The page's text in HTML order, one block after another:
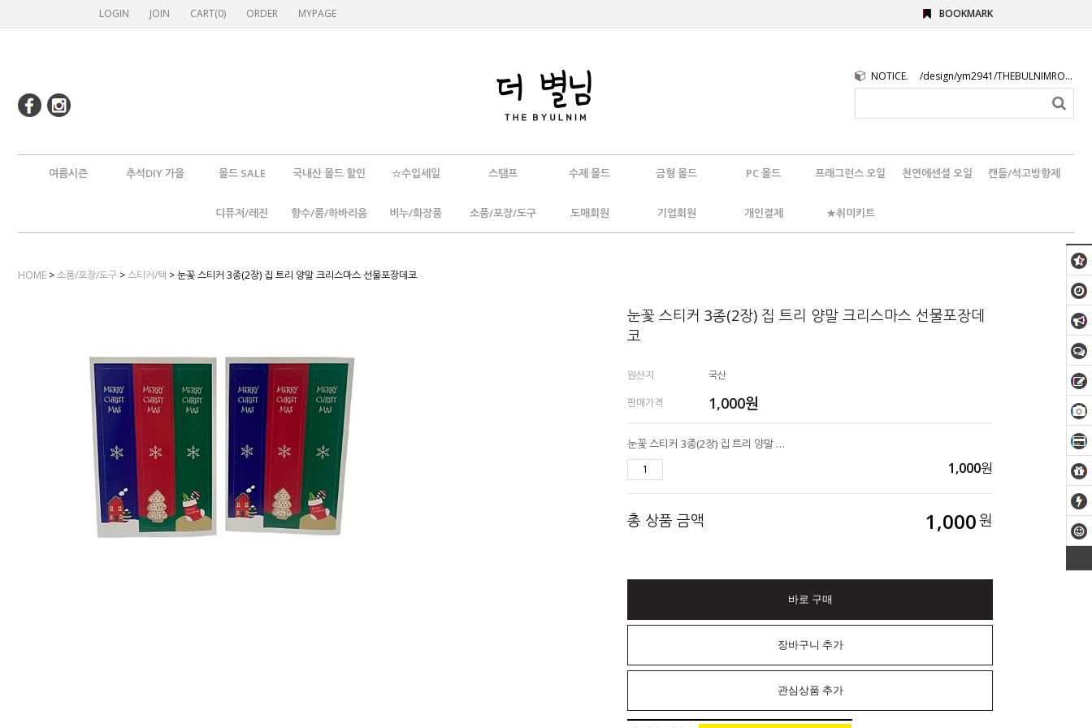
LOGIN JOIN CART(0) ORDER MYPAGE BOOKMARK
NOTICE. /design/ym2941/THEBULNIMROGO.png
여름시즌 추석DIY 가을 몰드 SALE 국내산 몰드 할인 ☆수입세일 스탬프 수제 몰드 금형 몰드 PC 몰드 프래그런스 오일 천연에센셜 오일 캔들/석고방향제
디퓨저/레진 향수/룸/하바리움 비누/화장품 소품/포장/도구 도매회원 기업회원 개인결제 ★취미키트
HOME >소품/포장/도구 >스티커/택 > 눈꽃 스티커 3종(2장) 집 트리 양말 크리스마스 선물포장데코
눈꽃 스티커 3종(2장) 집 트리 양말 크리스마스 선물포장데
코
원산지
국산
판매가격
1,000원
눈꽃 스티커 3종(2장) 집 트리 양말 크리스마스 선물포장데코
1,000원
총 상품 금액 1,000원
바로 구매
장바구니 추가
관심상품 추가